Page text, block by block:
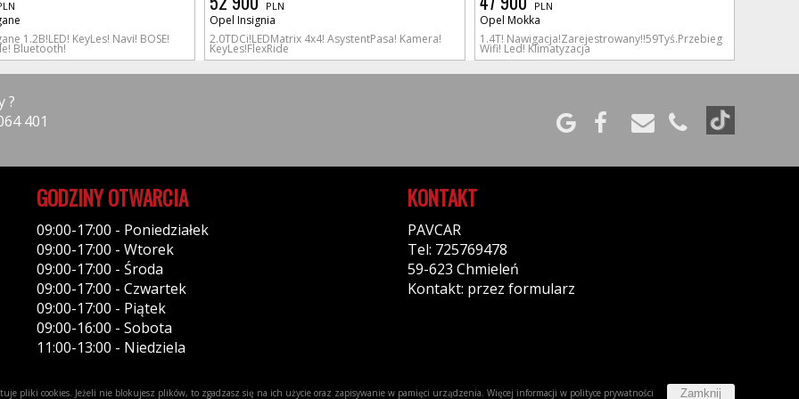
1.2B!LED! KeyLes! Navi! BOSE!
Bluetooth!
PLN
Opel Insignia
2.0TDCi!LEDMatrix 4x4! AsystentPasa! Kamera!
KeyLes!FlexRide
PLN
Opel Mokka
1.4T! Nawigacja!Zarejestrowany!!59Tyś.Przebieg
Wifi! Led! Klimatyzacja
?
401
GODZINY OTWARCIA
09:00-17:00 - Poniedziałek
09:00-17:00 - Wtorek
09:00-17:00 - Środa
09:00-17:00 - Czwartek
09:00-17:00 - Piątek
09:00-16:00 - Sobota
11:00-13:00 - Niedziela
KONTAKT
PAVCAR
Tel: 725769478
59-623 Chmieleń
Kontakt: przez formularz
pliki cookies. Jeżeli nie blokujesz plików, to zgadzasz się na ich użycie oraz zapisywanie w pamięci urządzenia. Więcej informacji w polityce prywatności Zamknij